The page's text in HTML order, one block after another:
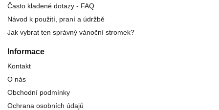
Často kladené dotazy - FAQ
Návod k použití, praní a údržbě
Jak vybrat ten správný vánoční stromek?
Informace
Kontakt
O nás
Obchodní podmínky
Ochrana osobních údajů